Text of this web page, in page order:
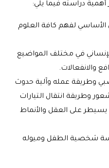
دراسته فيما يلي:
لفهم كافة العلوم
في مختلف المواضيع
والانفعالات.
وطريقة عمله وآلية حدوث
وطريقة انتقال التيارات
على العقل والأنماط
شخصية الطفل وميوله